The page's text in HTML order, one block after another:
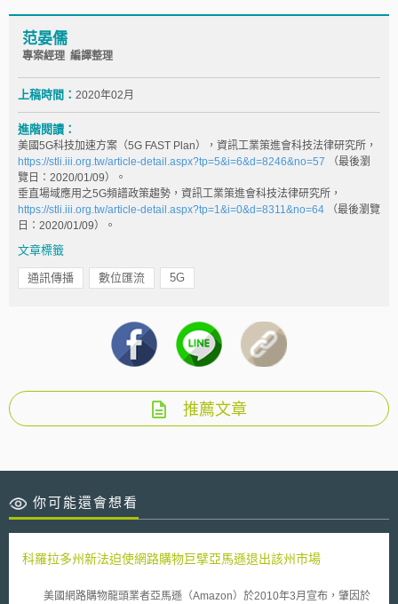
范晏儒
專案經理 編譯整理
上稿時間： 2020年02月
進階閱讀：
美國5G科技加速方案（5G FAST Plan），資訊工業策進會科技法律研究所，
https://stli.iii.org.tw/article-detail.aspx?tp=5&i=6&d=8246&no=57
（最後瀏
覽日：2020/01/09）。
垂直場域應用之5G頻譜政策趨勢，資訊工業策進會科技法律研究所，
https://stli.iii.org.tw/article-detail.aspx?tp=1&i=0&d=8311&no=64
（最後瀏覽
日：2020/01/09）。
文章標籤
通訊傳播 數位匯流 5G
推薦文章
你可能還會想看
科羅拉多州新法迫使網路購物巨擘亞馬遜退出該州市場
美國網路購物龍頭業者亞馬遜（Amazon）於2010年3月宣布，肇因於